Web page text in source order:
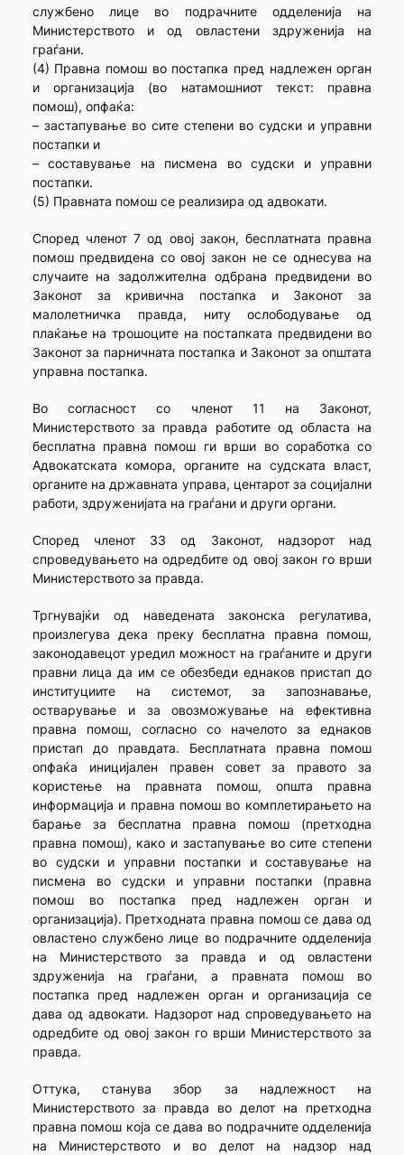
службено лице во подрачните одделенија на
Министерството и од овластени здруженија на
граѓани.
(4) Правна помош во постапка пред надлежен орган
и организација (во натамошниот текст: правна
помош), опфаќа:
– застапување во сите степени во судски и управни
постапки и
– составување на писмена во судски и управни
постапки.
(5) Правната помош се реализира од адвокати.
Според членот 7 од овој закон, бесплатната правна
помош предвидена со овој закон не се однесува на
случаите на задолжителна одбрана предвидени во
Законот за кривична постапка и Законот за
малолетничка правда, ниту ослободување од
плаќање на трошоците на постапката предвидени во
Законот за парничната постапка и Законот за општата
управна постапка.
Во согласност со членот 11 на Законот,
Министерството за правда работите од областа на
бесплатна правна помош ги врши во соработка со
Адвокатската комора, органите на судската власт,
органите на државната управа, центарот за социјални
работи, здруженијата на граѓани и други органи.
Според членот 33 од Законот, надзорот над
спроведувањето на одредбите од овој закон го врши
Министерството за правда.
Тргнувајќи од наведената законска регулатива,
произлегува дека преку бесплатна правна помош,
законодавецот уредил можност на граѓаните и други
правни лица да им се обезбеди еднаков пристап до
институциите на системот, за запознавање,
остварување и за овозможување на ефективна
правна помош, согласно со начелото за еднаков
пристап до правдата. Бесплатната правна помош
опфаќа иницијален правен совет за правото за
користење на правната помош, општа правна
информација и правна помош во комплетирањето на
барање за бесплатна правна помош (претходна
правна помош), како и застапување во сите степени
во судски и управни постапки и составување на
писмена во судски и управни постапки (правна
помош во постапка пред надлежен орган и
организација). Претходната правна помош се дава од
овластено службено лице во подрачните одделенија
на Министерството за правда и од овластени
здруженија на граѓани, а правната помош во
постапка пред надлежен орган и организација се
дава од адвокати. Надзорот над спроведувањето на
одредбите од овој закон го врши Министерството за
правда.
Оттука, станува збор за надлежност на
Министерството за правда во делот на претходна
правна помош која се дава во подрачните одделенија
на Министерството и во делот на надзор над